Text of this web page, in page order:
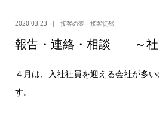
2020.03.23 接客の壺 接客徒然
報告・連絡・相談 ～社
４月は、入社社員を迎える会社が多
す。